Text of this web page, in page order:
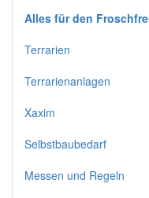
Alles für den
Terrarien
Terrarienanlagen
Xaxim
Selbstbaubedarf
Messen und Regeln